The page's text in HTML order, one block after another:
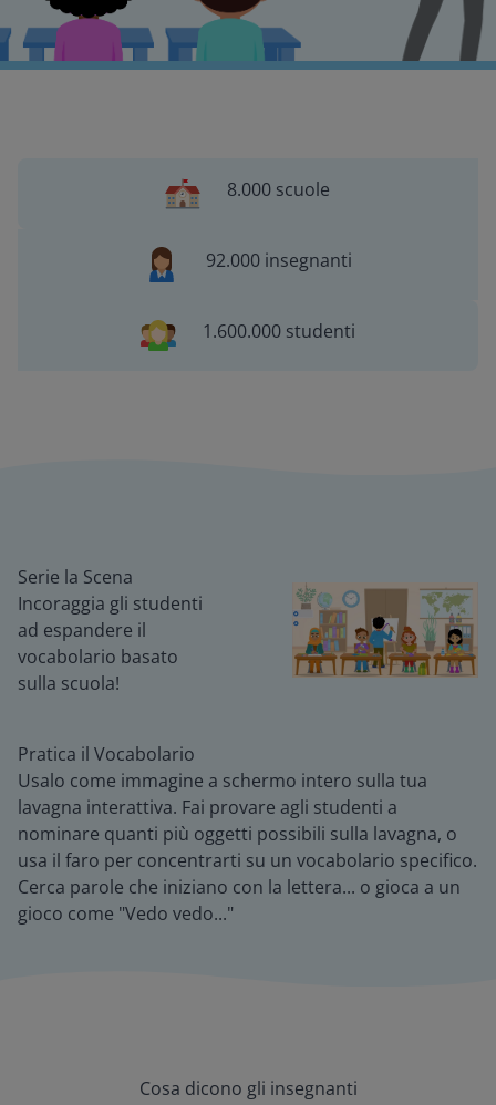
8.000 scuole
92.000 insegnanti
1.600.000 studenti
Serie la Scena
Incoraggia gli studenti
ad espandere il
vocabolario basato
sulla scuola!
Pratica il Vocabolario
Usalo come immagine a schermo intero sulla tua
lavagna interattiva. Fai provare agli studenti a
nominare quanti più oggetti possibili sulla lavagna, o
usa il faro per concentrarti su un vocabolario specifico.
Cerca parole che iniziano con la lettera... o gioca a un
gioco come "Vedo vedo..."
Cosa dicono gli insegnanti